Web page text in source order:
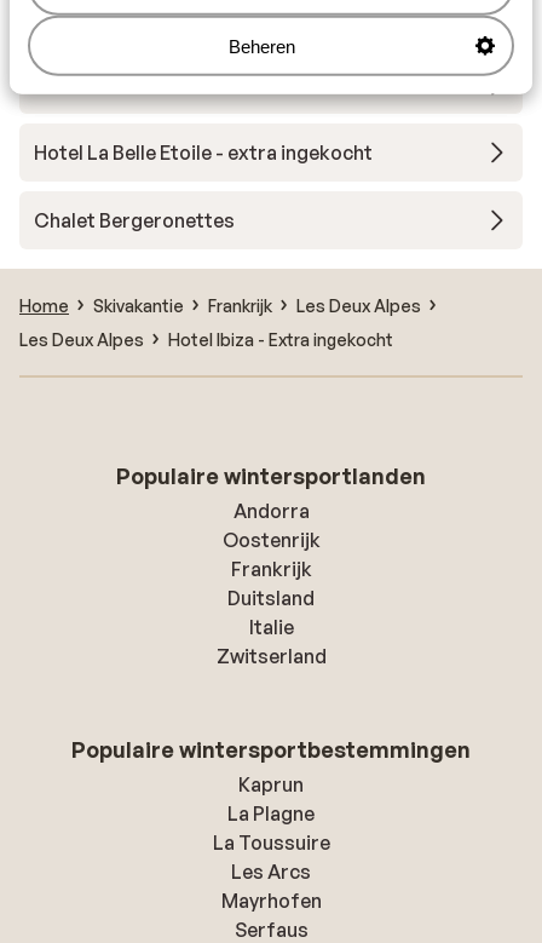
Beheren
Hotel Le Sherpa
Hotel La Belle Etoile - extra ingekocht
Chalet Bergeronettes
Home Skivakantie Frankrijk
Les Deux Alpes
Les Deux Alpes
Hotel Ibiza - Extra ingekocht
Populaire wintersportlanden
Andorra
Oostenrijk
Frankrijk
Duitsland
Italie
Zwitserland
Populaire wintersportbestemmingen
Kaprun
La Plagne
La Toussuire
Les Arcs
Mayrhofen
Serfaus